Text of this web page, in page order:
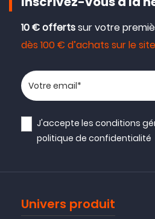
10 € offertssur votre
dès 100 € d’achats sur le site
Votre adresse email
J'accepte lesconditions
politique de confidentialité
Univers produit